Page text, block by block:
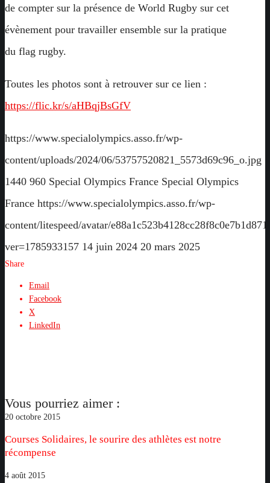
de compter sur la présence de World Rugby sur cet
évènement pour travailler ensemble sur la pratique
du flag rugby.
Toutes les photos sont à retrouver sur ce lien :
https://flic.kr/s/aHBqjBsGfV
https://www.specialolympics.asso.fr/wp-
content/uploads/2024/06/53757520821_5573d69c96_o.jpg
1440 960 Special Olympics France Special Olympics
France https://www.specialolympics.asso.fr/wp-
content/litespeed/avatar/
ver=1785933157 14 juin 2024 20 mars 2025
Share
Email
Facebook
X
LinkedIn
Vous pourriez aimer :
Courses
le
sourire
des
20 octobre 2015
Courses Solidaires, le sourire des athlètes est notre
récompense
Jeux
4 août 2015